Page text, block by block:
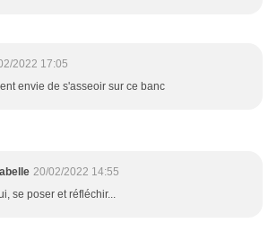
2022 17:05
envie de s'asseoir sur ce banc
20/02/2022 14:55
se poser et réfléchir...